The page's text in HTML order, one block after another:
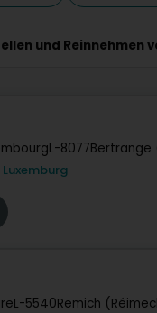
und Reinnehmen
L-8077Bertrange
L-5540Remich